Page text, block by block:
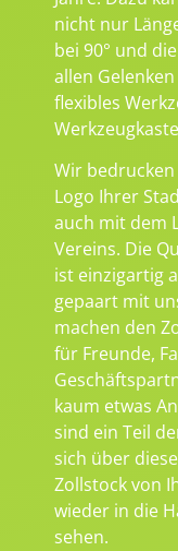
nicht nur
bei 90° und
allen
flexibles
Wir
Logo Ihrer
auch mit dem
Vereins. Die
ist einzigartig
gepaart mit
machen den
für Freunde,
kaum etwas
sind ein Teil
sich über
Zollstock von
wieder in die
sehen.